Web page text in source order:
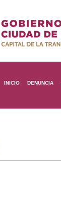
INICIO DENUNCIA